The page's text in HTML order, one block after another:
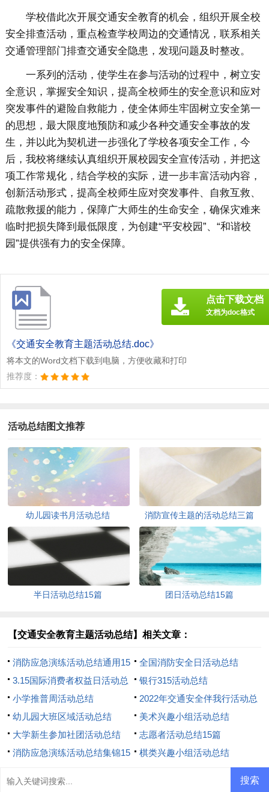
学校借此次开展交通安全教育的机会，组织开展全校
安全排查活动，重点检查学校周边的交通情况，联系相关
交通管理部门排查交通安全隐患，发现问题及时整改。
一系列的活动，使学生在参与活动的过程中，树立安
全意识，掌握安全知识，提高全校师生的安全意识和应对
突发事件的避险自救能力，使全体师生牢固树立安全第一
的思想，最大限度地预防和减少各种交通安全事故的发
生，并以此为契机进一步强化了学校各项安全工作，今
后，我校将继续认真组织开展校园安全宣传活动，并把这
项工作常规化，结合学校的实际，进一步丰富活动内容，
创新活动形式，提高全校师生应对突发事件、自救互救、
疏散救援的能力，保障广大师生的生命安全，确保灾难来
临时把损失降到最低限度，为创建“平安校园”、“和谐校
园”提供强有力的安全保障。
《交通安全教育主题活动总结.doc》
将本文的Word文档下载到电脑，方便收藏和打印
推荐度：
点击下载文档
文档为doc格式
活动总结图文推荐
幼儿园读书月活动总结 消防宣传主题的活动总结三篇
半日活动总结15篇 团日活动总结15篇
【交通安全教育主题活动总结】相关文章：
消防应急演练活动总结通用15
篇
全国消防安全日活动总结
3.15国际消费者权益日活动总
结7篇
银行315活动总结
小学推普周活动总结
2022年交通安全伴我行活动总
结
幼儿园大班区域活动总结
美术兴趣小组活动总结
大学新生参加社团活动总结
志愿者活动总结15篇
消防应急演练活动总结集锦15
棋类兴趣小组活动总结